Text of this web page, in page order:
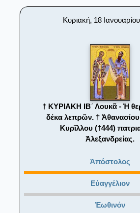
Κυριακή, 18
† ΚΥΡΙΑΚΗ ΙΒ´ Λουκᾶ - Ἡ
δέκα λεπρῶν. † Ἀθανασίου
Κυρῖλλoυ (†444)
Ἀλεξανδρείας.
Ἀπόστολος
Εὐαγγέλιον
Ἑωθινόν